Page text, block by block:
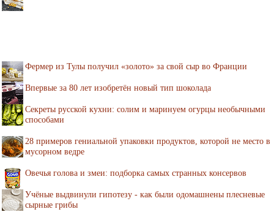
Фермер из Тулы получил «золото» за свой сыр во Франции
Впервые за 80 лет изобретён новый тип шоколада
Секреты русской кухни: солим и маринуем огурцы необычными
способами
28 примеров гениальной упаковки продуктов, которой не место в
мусорном ведре
Овечья голова и змеи: подборка самых странных консервов
Учёные выдвинули гипотезу - как были одомашнены плесневые
сырные грибы